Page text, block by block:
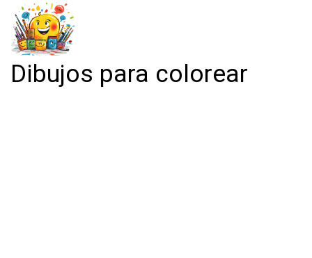
Dibujos para colorear